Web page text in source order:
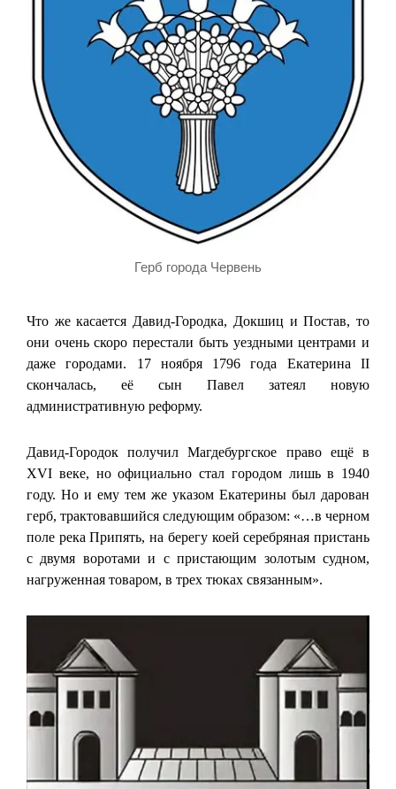
Герб города Червень
Что же касается Давид-Городка, Докшиц и Постав, то
они очень скоро перестали быть уездными центрами и
даже городами. 17 ноября 1796 года Екатерина II
скончалась, её сын Павел затеял новую
административную реформу.
Давид-Городок получил Магдебургское право ещё в
XVI веке, но официально стал городом лишь в 1940
году. Но и ему тем же указом Екатерины был дарован
герб, трактовавшийся следующим образом: «…в черном
поле река Припять, на берегу коей серебряная пристань
с двумя воротами и с пристающим золотым судном,
нагруженная товаром, в трех тюках связанным».